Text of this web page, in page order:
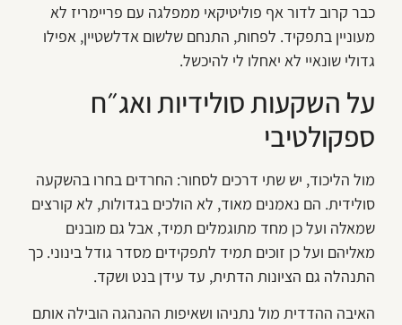
כבר קרוב לדור אף פוליטיקאי ממפלגה עם פריימריז לא
מעוניין בתפקיד. לפחות, התנחם שלשום אדלשטיין, אפילו
גדולי שונאיי לא יאחלו לי להיכשל.
על השקעות סולידיות ואג״ח
ספקולטיבי
מול הליכוד, יש שתי דרכים לסחור: החרדים בחרו בהשקעה
סולידית. הם נאמנים מאוד, לא הולכים בגדולות, לא קורצים
שמאלה ועל כן מחד מתוגמלים תמיד, אבל גם מובנים
מאליהם ועל כן זוכים תמיד לתפקידים מסדר גודל בינוני. כך
התנהלה גם הציונות הדתית, עד עידן בנט ושקד.
האיבה ההדדית מול נתניהו ושאיפות ההנהגה הובילה אותם